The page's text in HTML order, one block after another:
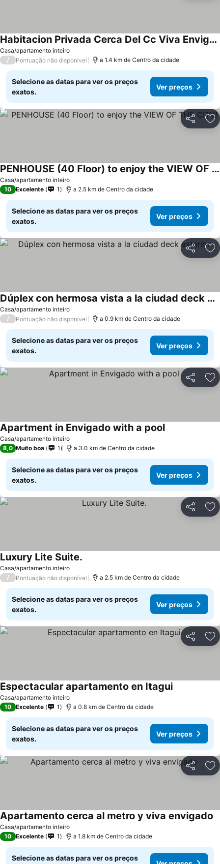
Casa/apartamento inteiro
Habitacion Privada Cerca Del Cc Viva Envigado
/ Pontuação não disponível a 1.4 km de Centro da cidade
Selecione as datas para ver os preços
exatos.
Ver preços
Partilhar
Casa/apartamento inteiro
PENHOUSE (40 Floor) to enjoy the VIEW OF THE CITY!
10 Excelente 1 a 2.5 km de Centro da cidade
Selecione as datas para ver os preços
exatos.
Ver preços
Partilhar
Casa/apartamento inteiro
Dúplex con hermosa vista a la ciudad deck exterior
/ Pontuação não disponível a 0.9 km de Centro da cidade
Selecione as datas para ver os preços
exatos.
Ver preços
Partilhar
Casa/apartamento inteiro
Apartment in Envigado with a pool
8,0 Muito boa 1 a 3.0 km de Centro da cidade
Selecione as datas para ver os preços
exatos.
Ver preços
Partilhar
Casa/apartamento inteiro
Luxury Lite Suite.
/ Pontuação não disponível a 2.5 km de Centro da cidade
Selecione as datas para ver os preços
exatos.
Ver preços
Partilhar
Casa/apartamento inteiro
Espectacular apartamento en Itagui
10 Excelente 1 a 0.8 km de Centro da cidade
Selecione as datas para ver os preços
exatos.
Ver preços
Partilhar
Casa/apartamento inteiro
Apartamento cerca al metro y viva envigado
10 Excelente 1 a 1.8 km de Centro da cidade
Selecione as datas para ver os preços